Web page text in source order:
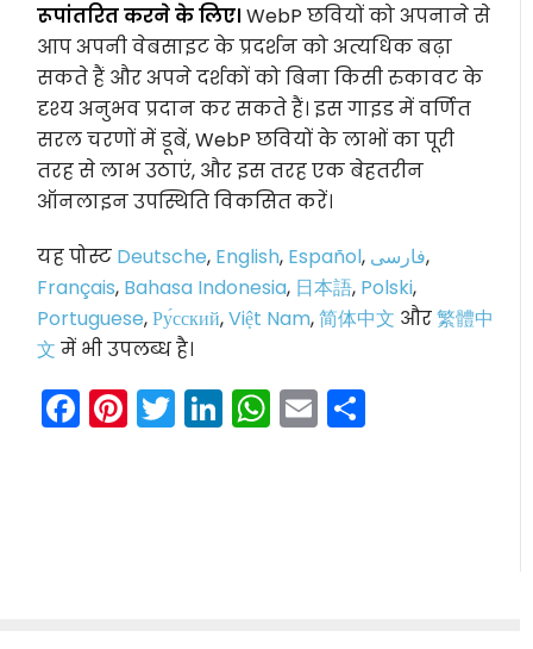
रूपांतरित करने के लिए। WebP छवियों को अपनाने से
आप अपनी वेबसाइट के प्रदर्शन को अत्यधिक बढ़ा
सकते हैं और अपने दर्शकों को बिना किसी रुकावट के
दृश्य अनुभव प्रदान कर सकते हैं। इस गाइड में वर्णित
सरल चरणों में डूबें, WebP छवियों के लाभों का पूरी
तरह से लाभ उठाएं, और इस तरह एक बेहतरीन
ऑनलाइन उपस्थिति विकसित करें।
यह पोस्ट Deutsche, English, Español, فارسی,
Français, Bahasa Indonesia, 日本語, Polski,
Portuguese,Ру́сский,Việt Nam,简体中文 और繁體中
文 में भी उपलब्ध है।
Facebook
Pinterest
Twitter
LinkedIn
WhatsApp
Email